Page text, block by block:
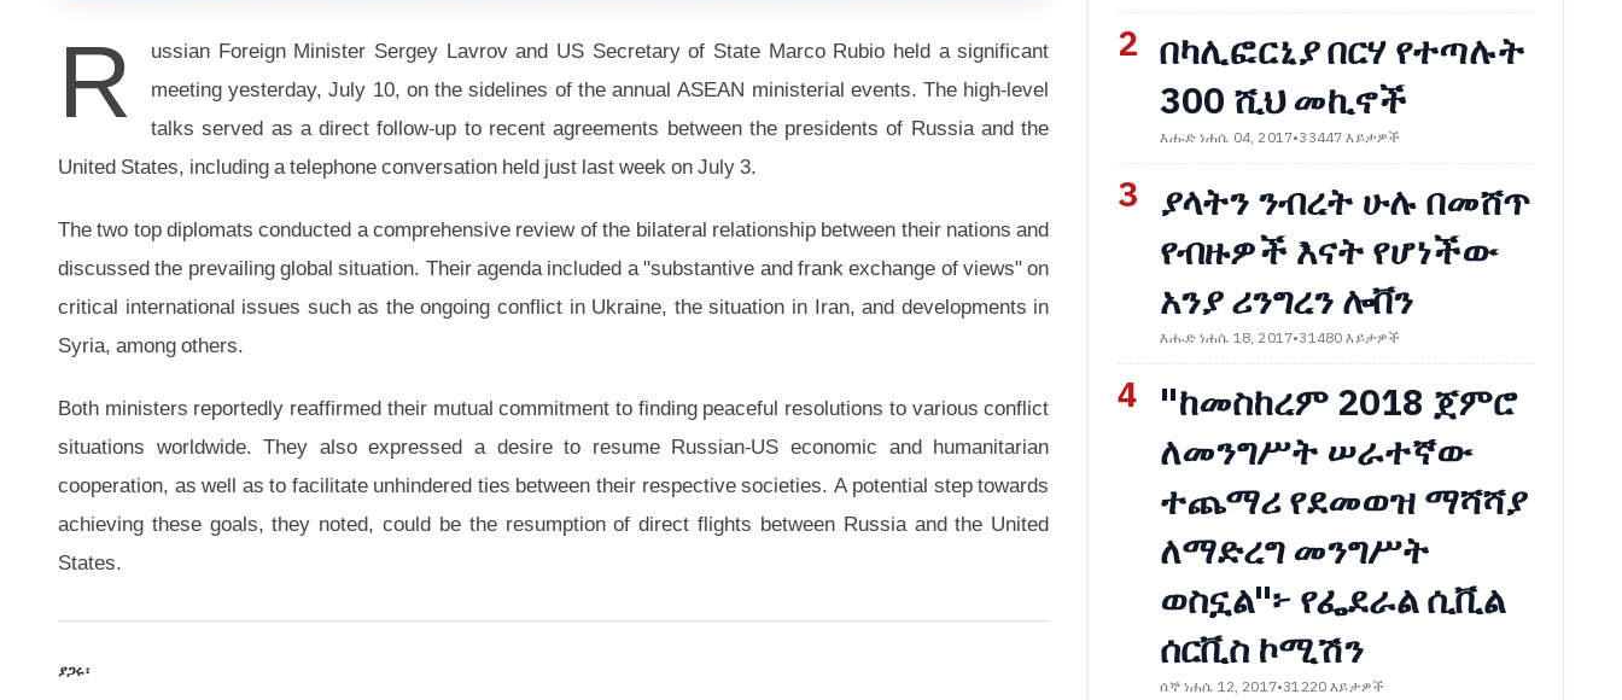
R
ussian Foreign Minister Sergey Lavrov and US Secretary of State Marco Rubio held a significant
meeting yesterday, July 10, on the sidelines of the annual ASEAN ministerial events. The high-level
talks served as a direct follow-up to recent agreements between the presidents of Russia and the
United States, including a telephone conversation held just last week on July 3.
The two top diplomats conducted a comprehensive review of the bilateral relationship between their nations and
discussed the prevailing global situation. Their agenda included a "substantive and frank exchange of views" on
critical international issues such as the ongoing conflict in Ukraine, the situation in Iran, and developments in
Syria, among others.
Both ministers reportedly reaffirmed their mutual commitment to finding peaceful resolutions to various conflict
situations worldwide. They also expressed a desire to resume Russian-US economic and humanitarian
cooperation, as well as to facilitate unhindered ties between their respective societies. A potential step towards
achieving these goals, they noted, could be the resumption of direct flights between Russia and the United
States.
ያጋሩ፡
2 በካሊፎርኒያ በርሃ የተጣሉት
300 ሺህ መኪኖች
እሑድ ነሐሴ 04, 2017•33447 እይታዎች
3 ያላትን ንብረት ሁሉ በመሸጥ
የብዙዎች እናት የሆነችው
አንያ ሪንግረን ሎቨን
እሑድ ነሐሴ 18, 2017•31480 እይታዎች
4 "ከመስከረም 2018 ጀምሮ
ለመንግሥት ሠራተኛው
ተጨማሪ የደመወዝ ማሻሻያ
ለማድረግ መንግሥት
ወስኗል"፦ የፌደራል ሲቪል
ሰርቪስ ኮሚሽን
ሰኞ ነሐሴ 12, 2017•31220 እይታዎች